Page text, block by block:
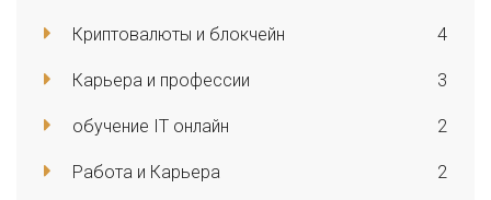
Криптовалюты и блокчейн 4
Карьера и профессии 3
обучение IT онлайн 2
Работа и Карьера 2